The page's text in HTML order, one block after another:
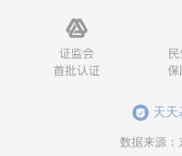
天天
数据来源：